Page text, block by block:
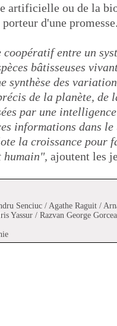
artificielle ou de la
d'une promesse.
entre un
bâtisseuses
synthèse des
de la planète, de
par une
informations dans le
la croissance pour
ajoutent les
Senciuc / Agathe Raguit /
Yassur / Razvan George